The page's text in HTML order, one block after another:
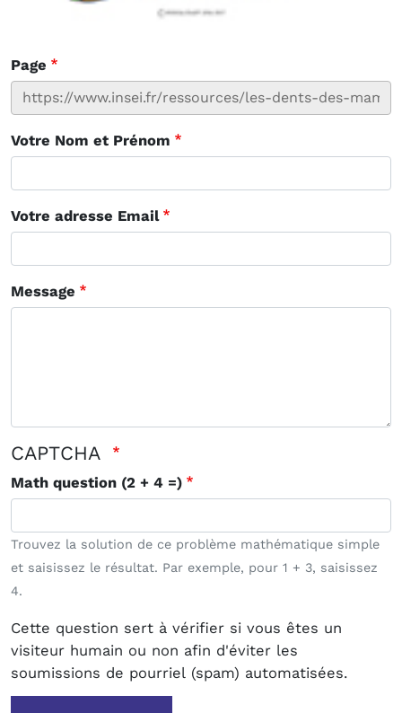
Page
Votre Nom et Prénom
Votre adresse Email
Message
CAPTCHA
Math question (2 + 4 =)
Trouvez la solution de ce problème mathématique simple
et saisissez le résultat. Par exemple, pour 1 + 3, saisissez
4.
Cette question sert à vérifier si vous êtes un
visiteur humain ou non afin d'éviter les
soumissions de pourriel (spam) automatisées.